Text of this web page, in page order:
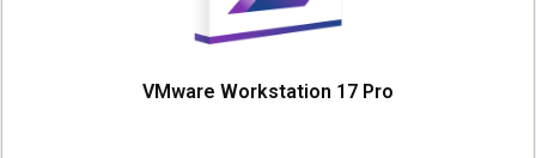
VMware Workstation 17 Pro